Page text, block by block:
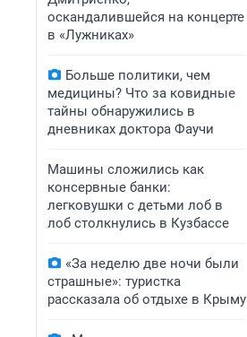
оскандалившейся на концерте
в «Лужниках»
Больше политики, чем
медицины? Что за ковидные
тайны обнаружились в
дневниках доктора Фаучи
Машины сложились как
консервные банки:
легковушки с детьми лоб в
лоб столкнулись в Кузбассе
«За неделю две ночи были
страшные»: туристка
рассказала об отдыхе в Крыму